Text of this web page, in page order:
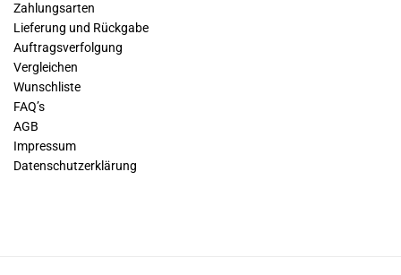
Zahlungsarten
Lieferung und Rückgabe
Auftragsverfolgung
Vergleichen
Wunschliste
FAQ’s
AGB
Impressum
Datenschutz­erklärung